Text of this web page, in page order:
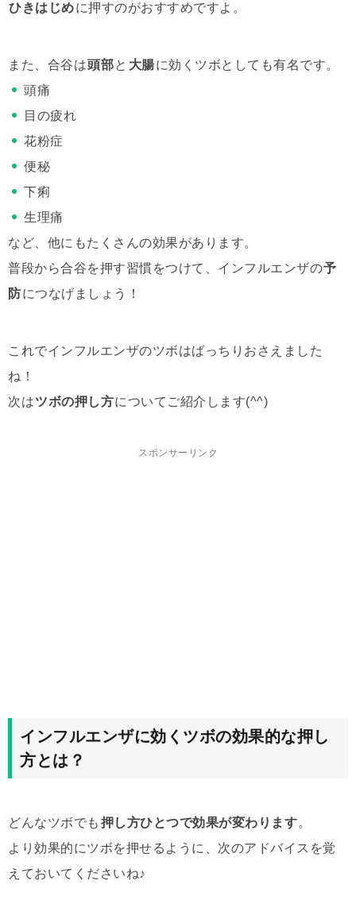
ひきはじめに押すのがおすすめですよ。
また、合谷は頭部と 大腸に効くツボとしても有名です。
頭痛
目の疲れ
花粉症
便秘
下痢
生理痛
など、他にもたくさんの効果があります。
普段から合谷を押す習慣をつけて、インフルエンザの予
防につなげましょう！
これでインフルエンザのツボはばっちりおさえました
ね！
次はツボの押し方についてご紹介します(^^)
スポンサーリンク
インフルエンザに効くツボの効果的な押し
方とは？
どんなツボでも 押し方ひとつで効果が変わります。
より効果的にツボを押せるように、次のアドバイスを覚
えておいてくださいね♪